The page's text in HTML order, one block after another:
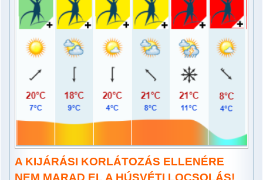
A KIJÁRÁSI KORLÁTOZÁS ELLENÉRE
NEM MARAD EL A HÚSVÉTI LOCSOLÁS!